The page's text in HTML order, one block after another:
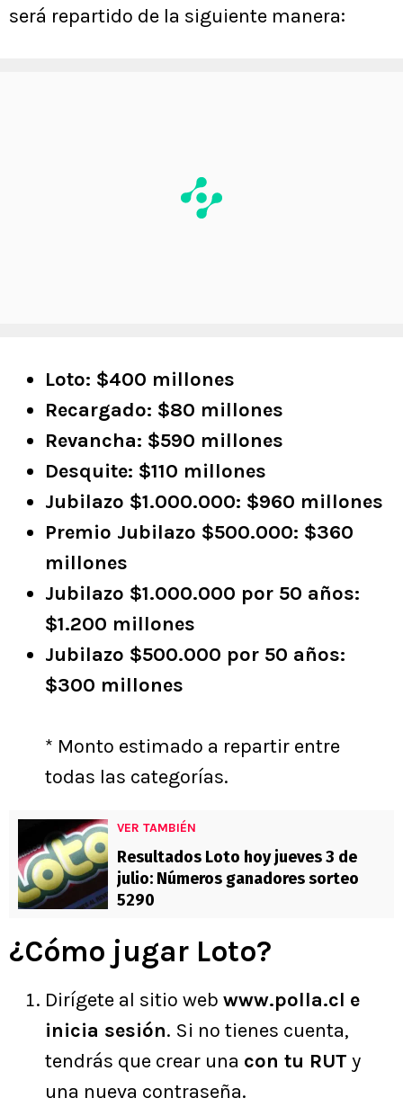
será repartido de la siguiente manera:
Loto: $400 millones
Recargado: $80 millones
Revancha: $590 millones
Desquite: $110 millones
Jubilazo $1.000.000: $960 millones
Premio Jubilazo $500.000: $360
millones
Jubilazo $1.000.000 por 50 años:
$1.200 millones
Jubilazo $500.000 por 50 años:
$300 millones
* Monto estimado a repartir entre
todas las categorías.
VER TAMBIÉN
Resultados Loto hoy jueves 3 de
julio: Números ganadores sorteo
5290
¿Cómo jugar Loto?
Dirígete al sitio web www.polla.cl e
inicia sesión. Si no tienes cuenta,
tendrás que crear una con tu RUT y
una nueva contraseña.